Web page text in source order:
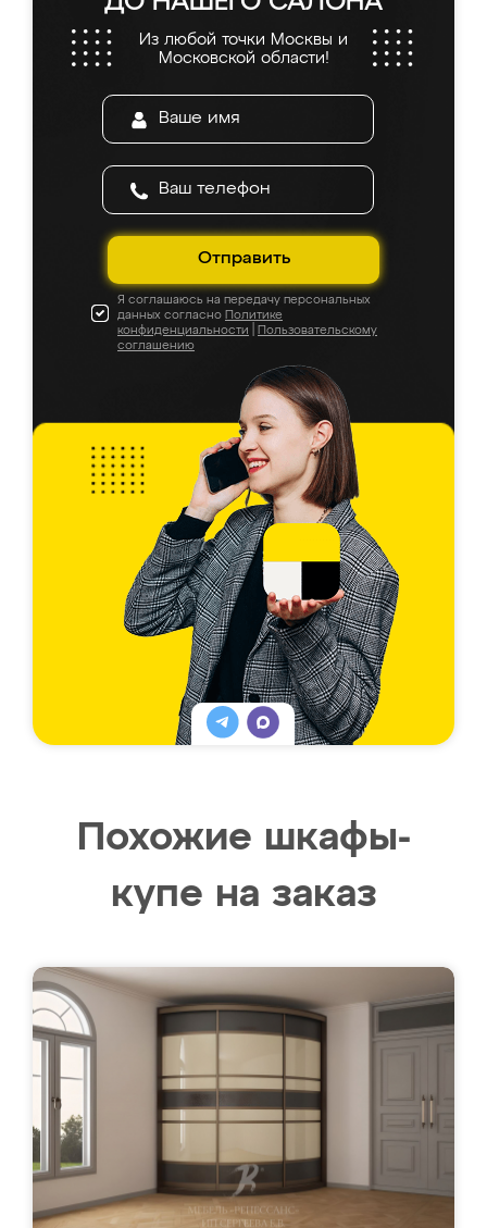
Из любой точки Москвы и
Московской области!
Отправить
Я соглашаюсь на передачу персональных
данных согласно Политике
конфиденциальности
Пользовательскому
соглашению
Похожие шкафы-
купе на заказ